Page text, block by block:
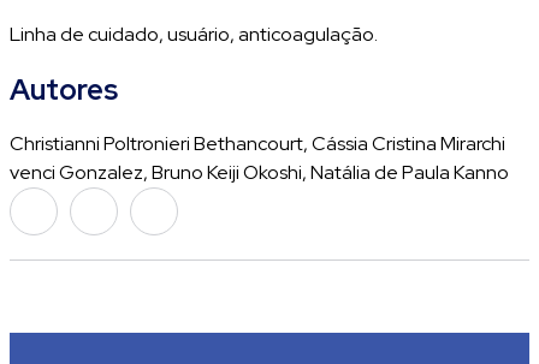
Linha de cuidado, usuário, anticoagulação.
Autores
Christianni Poltronieri Bethancourt, Cássia Cristina Mirarchi
venci Gonzalez, Bruno Keiji Okoshi, Natália de Paula Kanno